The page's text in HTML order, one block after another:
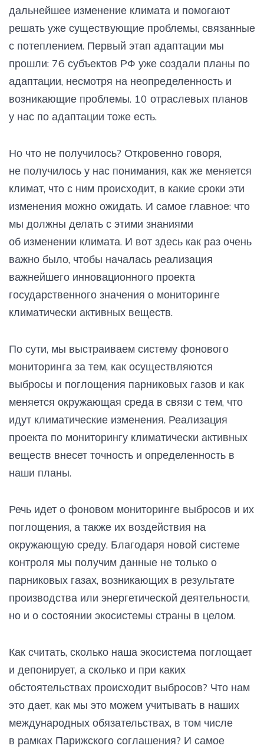
дальнейшее изменение климата и помогают
решать уже существующие проблемы, связанные
с потеплением. Первый этап адаптации мы
прошли: 76 субъектов РФ уже создали планы по
адаптации, несмотря на неопределенность и
возникающие проблемы. 10 отраслевых планов
у нас по адаптации тоже есть.
Но что не получилось? Откровенно говоря,
не получилось у нас понимания, как же меняется
климат, что с ним происходит, в какие сроки эти
изменения можно ожидать. И самое главное: что
мы должны делать с этими знаниями
об изменении климата. И вот здесь как раз очень
важно было, чтобы началась реализация
важнейшего инновационного проекта
государственного значения о мониторинге
климатически активных веществ.
По сути, мы выстраиваем систему фонового
мониторинга за тем, как осуществляются
выбросы и поглощения парниковых газов и как
меняется окружающая среда в связи с тем, что
идут климатические изменения. Реализация
проекта по мониторингу климатически активных
веществ внесет точность и определенность в
наши планы.
Речь идет о фоновом мониторинге выбросов и их
поглощения, а также их воздействия на
окружающую среду. Благодаря новой системе
контроля мы получим данные не только о
парниковых газах, возникающих в результате
производства или энергетической деятельности,
но и о состоянии экосистемы страны в целом.
Как считать, сколько наша экосистема поглощает
и депонирует, а сколько и при каких
обстоятельствах происходит выбросов? Что нам
это дает, как мы это можем учитывать в наших
международных обязательствах, в том числе
в рамках Парижского соглашения? И самое